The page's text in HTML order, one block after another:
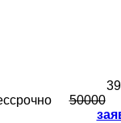
50000